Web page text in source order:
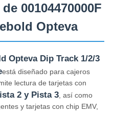
00104470000F
Opteva
Opteva Dip Track 1/2/3
está diseñado para cajeros
lectura de tarjetas con
2 y Pista 3 , así como
y tarjetas con chip EMV,